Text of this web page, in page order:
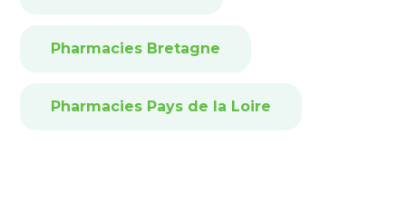
Pharmacies Bretagne
Pharmacies Pays de la Loire